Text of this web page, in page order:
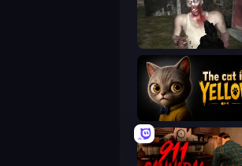
Zombie Mayhem
The Cat in Yellow